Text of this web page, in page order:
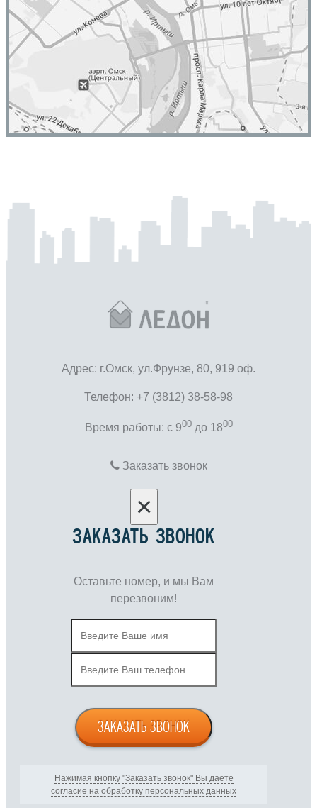
Адрес: г.Омск, ул.Фрунзе, 80, 919 оф.
Телефон: +7 (3812) 38-58-98
Время работы: c 900до 1800
Заказать звонок
×
ЗАКАЗАТЬ ЗВОНОК
Оставьте номер, и мы Вам
перезвоним!
ЗАКАЗАТЬ ЗВОНОК
Нажимая кнопку "Заказать звонок" Вы даете
согласие на обработку персональных данных